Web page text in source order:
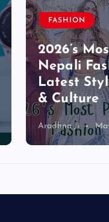
FASHION
2026’s
Nepali
Latest
& Culture
Aradhna Ji